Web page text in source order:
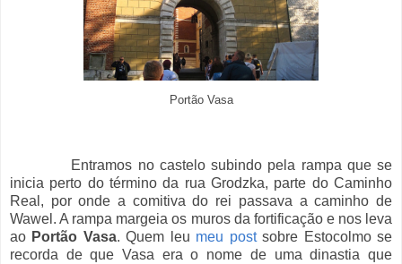
Portão Vasa
Entramos no castelo subindo pela rampa que se
inicia perto do término da rua Grodzka, parte do Caminho
Real, por onde a comitiva do rei passava a caminho de
Wawel. A rampa margeia os muros da fortificação e nos leva
ao Portão Vasa. Quem leu meu postsobre Estocolmo se
recorda de que Vasa era o nome de uma dinastia que